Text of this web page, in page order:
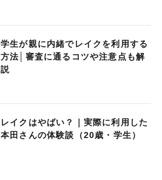
学生が親に内緒でレイクを利用する
方法│審査に通るコツや注意点も解
説
レイクはやばい？｜実際に利用した
本田さんの体験談（20歳・学生）